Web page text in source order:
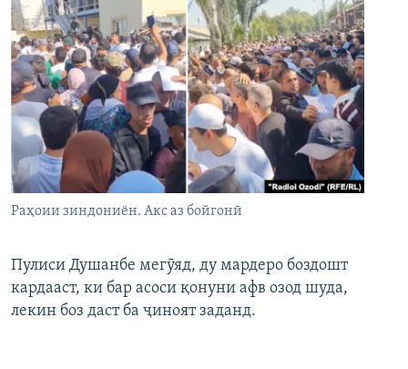
Раҳоии зиндониён. Акс аз бойгонӣ
Пулиси Душанбе мегӯяд, ду мардеро боздошт
кардааст, ки бар асоси қонуни афв озод шуда,
лекин боз даст ба ҷиноят заданд.